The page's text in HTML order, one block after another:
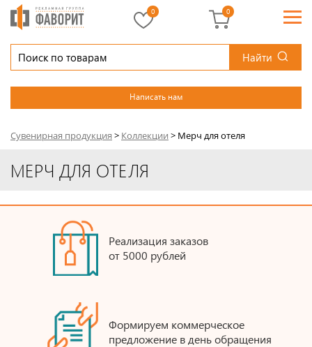
Найти
Написать нам
0 0
Сувенирная продукция > Коллекции > Мерч для отеля
МЕРЧ ДЛЯ ОТЕЛЯ
Реализация заказов
от 5000 рублей
Формируем коммерческое
предложение в день обращения